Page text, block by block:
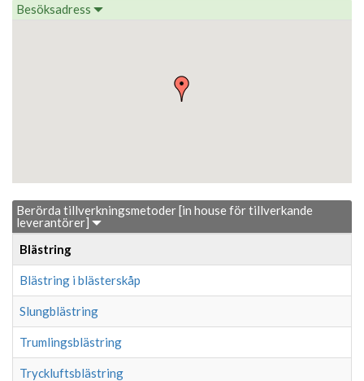
Besöksadress
Berörda tillverkningsmetoder [in house för tillverkande
leverantörer]
Blästring
Blästring i blästerskåp
Slungblästring
Trumlingsblästring
Tryckluftsblästring